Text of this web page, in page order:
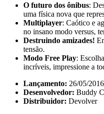
O futuro dos ônibus:
uma física nova que
Multiplayer: Caótico e
no insano modo versus,
Destruindo amizades!
tensão.
Modo Free Play:
incríveis, impressione a
Lançamento: 26/05/2016
Desenvolvedor: Buddy
Distribuidor: Devolver